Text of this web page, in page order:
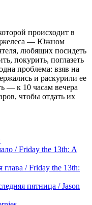
происходит в
— Южном
любящих посидеть
покурить, поглазеть
проблема: взяв на
и раскурили ее
— к 10 часам вечера
чтобы отдать их
/ Friday the 13th: A
/ Friday the 13th:
пятница / Jason